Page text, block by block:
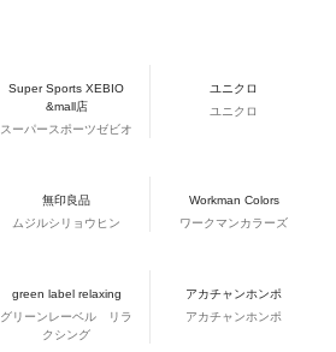
Super Sports XEBIO
&mall店
スーパースポーツゼビオ
ユニクロ
ユニクロ
無印良品
ムジルシリョウヒン
Workman Colors
ワークマンカラーズ
green label relaxing
グリーンレーベル リラ
クシング
アカチャンホンポ
アカチャンホンポ